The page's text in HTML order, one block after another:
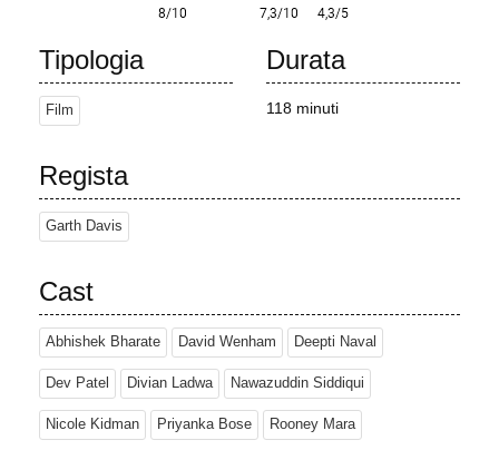
Tipologia
Film
Durata
118 minuti
Regista
Garth Davis
Cast
Abhishek Bharate David Wenham Deepti Naval
Dev Patel Divian Ladwa Nawazuddin Siddiqui
Nicole Kidman Priyanka Bose Rooney Mara